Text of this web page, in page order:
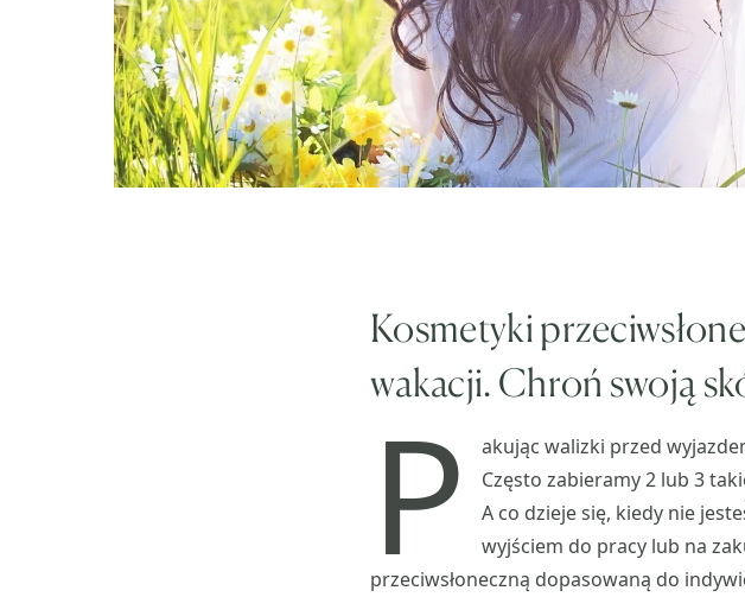
Kosmetyki
wakacji. Chroń swoją
P
akując walizki przed
Często zabieramy 2 lub 3
A co dzieje się, kiedy nie
wyjściem do pracy lub na
przeciwsłoneczną dopasowaną do